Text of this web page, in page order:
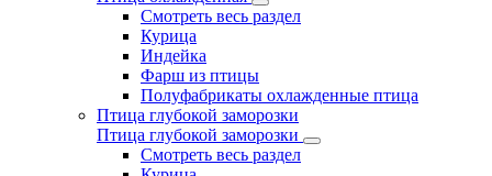
Смотреть весь раздел
Курица
Индейка
Фарш из птицы
Полуфабрикаты охлажденные птица
Птица глубокой заморозки
Птица глубокой заморозки
Смотреть весь раздел